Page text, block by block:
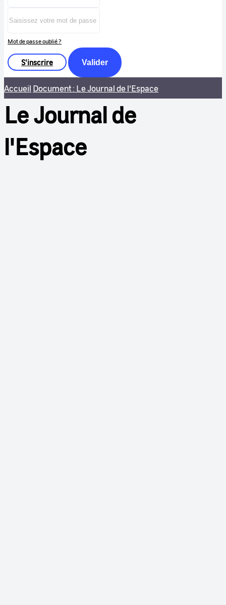
Mot de passe oublié ?
S'inscrire Valider
Accueil Document : Le Journal de l'Espace
Le Journal de
l'Espace